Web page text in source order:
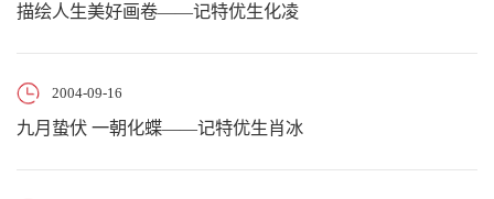
描绘人生美好画卷——记特优生化凌
2004-09-16
九月蛰伏 一朝化蝶——记特优生肖冰